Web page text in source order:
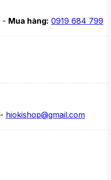
- Mua hàng: 0919 684 799
- hiokishop@gmail.com